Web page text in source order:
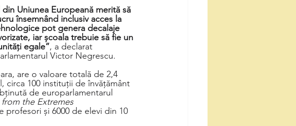
Uniunea Europeană merită să
însemnând inclusiv acces la
pot genera decalaje
iar școala trebuie să fie un
egale”, a declarat
Victor Negrescu.
are o valoare totală de 2,4
circa 100 instituții de învățământ
de europarlamentarul
the Extremes
și 6000 de elevi din 10